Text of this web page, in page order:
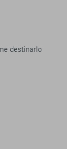
destinarlo